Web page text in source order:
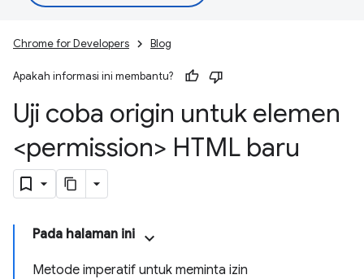
Chrome for Developers Blog
Apakah informasi ini membantu?
Uji coba origin untuk elemen
<permission> HTML baru
Pada halaman ini
Metode imperatif untuk meminta izin